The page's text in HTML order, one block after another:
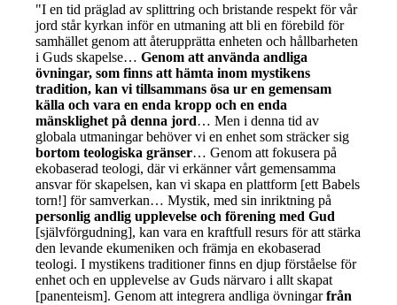
"I en tid präglad av splittring och bristande respekt för vår
jord står kyrkan inför en utmaning att bli en förebild för
samhället genom att återupprätta enheten och hållbarheten
i Guds skapelse… Genom att använda andliga
övningar, som finns att hämta inom mystikens
tradition, kan vi tillsammans ösa ur en gemensam
källa och vara en enda kropp och en enda
mänsklighet på denna jord… Men i denna tid av
globala utmaningar behöver vi en enhet som sträcker sig
bortom teologiska gränser… Genom att fokusera på
ekobaserad teologi, där vi erkänner vårt gemensamma
ansvar för skapelsen, kan vi skapa en plattform [ett Babels
torn!] för samverkan… Mystik, med sin inriktning på
personlig andlig upplevelse och förening med Gud
[självförgudning], kan vara en kraftfull resurs för att stärka
den levande ekumeniken och främja en ekobaserad
teologi. I mystikens traditioner finns en djup förståelse för
enhet och en upplevelse av Guds närvaro i allt skapat
[panenteism]. Genom att integrera andliga övningarfrån